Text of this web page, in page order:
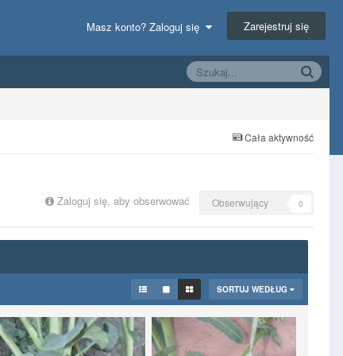
Masz konto? Zaloguj się Zarejestruj się
Cała aktywność
Zaloguj się, aby obserwować Obserwujący 0
SORTUJ WEDŁUG